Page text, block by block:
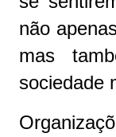
não
mas
sociedade